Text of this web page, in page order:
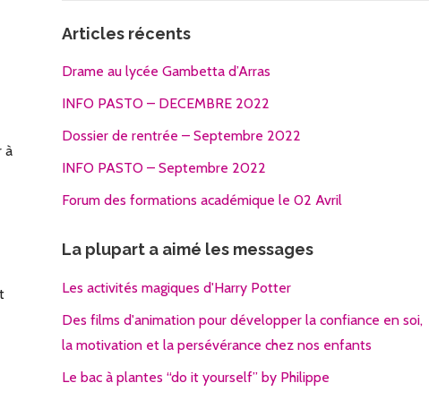
à
Articles récents
Drame au lycée Gambetta d’Arras
INFO PASTO – DECEMBRE 2022
Dossier de rentrée – Septembre 2022
INFO PASTO – Septembre 2022
Forum des formations académique le 02 Avril
La plupart a aimé les messages
Les activités magiques d'Harry Potter
Des films d'animation pour développer la confiance en soi,
la motivation et la persévérance chez nos enfants
Le bac à plantes “do it yourself” by Philippe